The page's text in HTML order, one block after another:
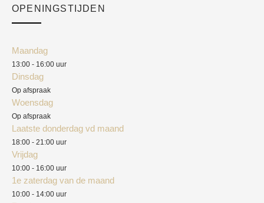
Academy
OPENINGSTIJDEN
Maandag
13:00 - 16:00 uur
Dinsdag
Op afspraak
Woensdag
Op afspraak
Laatste donderdag vd maand
18:00 - 21:00 uur
Vrijdag
10:00 - 16:00 uur
1e zaterdag van de maand
10:00 - 14:00 uur